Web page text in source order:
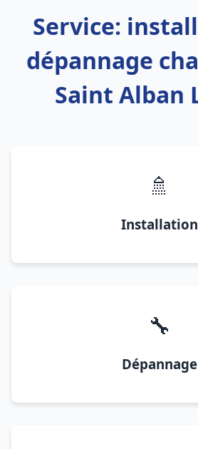
Service:
dépannage
Saint Alban
🚿
Installation
🔧
Dépannage